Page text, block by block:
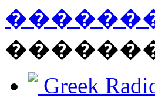
Greek